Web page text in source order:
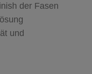
der Fasen
und